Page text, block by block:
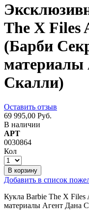
The X Files
(Барби
материалы
Скалли)
Оставить отзыв
69 995,00 Руб.
В наличии
АРТ
0030864
Кол
В корзину
Добавить в список
Кукла Barbie The X Files
материалы Агент Дана